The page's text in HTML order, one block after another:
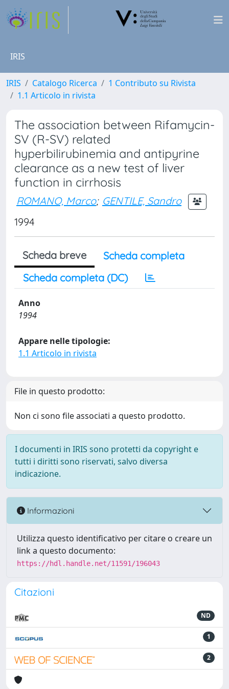
IRIS
IRIS Catalogo Ricerca
1 Contributo su Rivista
1.1 Articolo in rivista
The association between Rifamycin-
SV (R-SV) related
hyperbilirubinemia and antipyrine
clearance as a new test of liver
function in cirrhosis
ROMANO, Marco; GENTILE, Sandro
1994
Scheda breve
Scheda completa
Scheda completa (DC)
Anno
1994
Appare nelle tipologie:
1.1 Articolo in rivista
File in questo prodotto:
Non ci sono file associati a questo prodotto.
I documenti in IRIS sono protetti da copyright e
tutti i diritti sono riservati, salvo diversa
indicazione.
Informazioni
Utilizza questo identificativo per citare o creare un
link a questo documento:
https://hdl.handle.net/11591/196043
Citazioni
ND
1
2